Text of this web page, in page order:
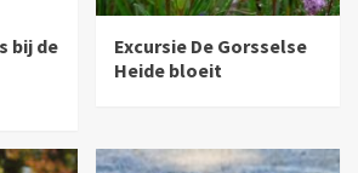
bij de
Excursie De Gorsselse
Heide bloeit